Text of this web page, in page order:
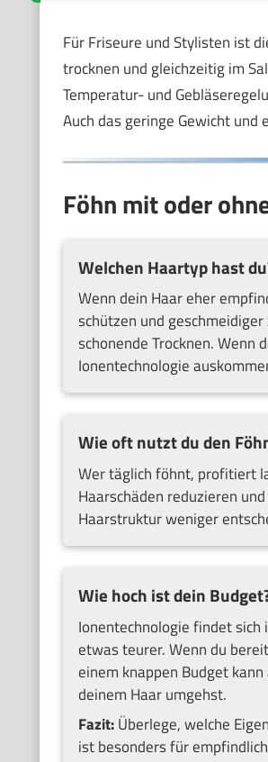
Für Friseure und Stylisten ist
trocknen und gleichzeitig im
Temperatur- und
Auch das geringe Gewicht
Föhn mit oder
Welchen Haartyp hast
Wenn dein Haar eher
schützen und
schonende Trocknen. Wenn
Ionentechnologie
Wie oft nutzt du den
Wer täglich föhnt, profitiert
Haarschäden reduzieren
Haarstruktur weniger
Wie hoch ist dein
Ionentechnologie findet
etwas teurer. Wenn du
einem knappen Budget
deinem Haar umgehst.
Fazit:Überlege, welche
ist besonders für